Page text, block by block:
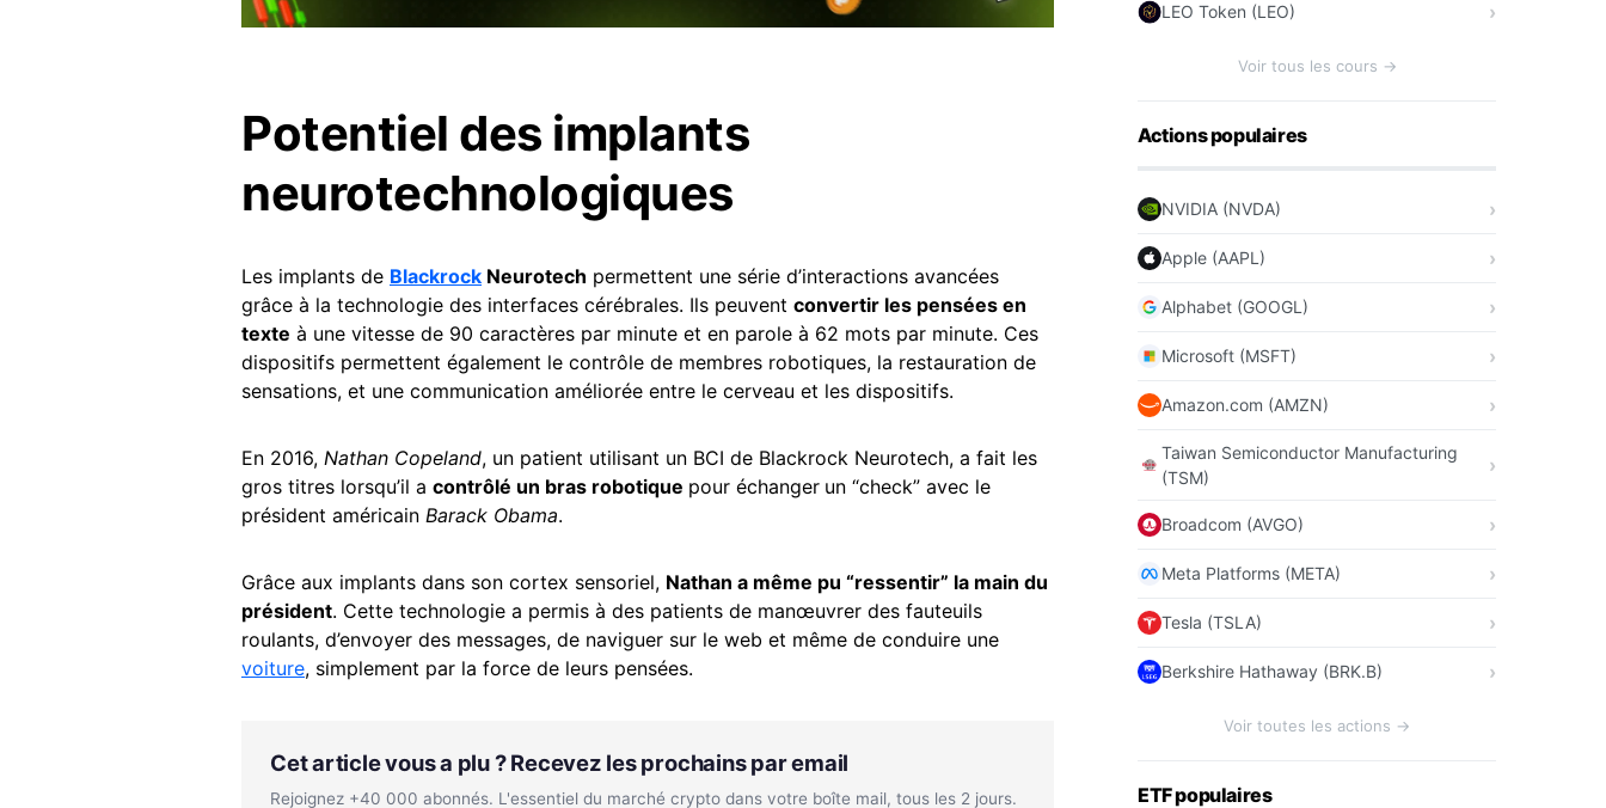
Potentiel des implants
neurotechnologiques
Les implants de Blackrock Neurotech permettent une série d’interactions avancées
grâce à la technologie des interfaces cérébrales. Ils peuvent convertir les pensées en
texte à une vitesse de 90 caractères par minute et en parole à 62 mots par minute. Ces
dispositifs permettent également le contrôle de membres robotiques, la restauration de
sensations, et une communication améliorée entre le cerveau et les dispositifs.
En 2016, Nathan Copeland, un patient utilisant un BCI de Blackrock Neurotech, a fait les
gros titres lorsqu’il a contrôlé un bras robotique pour échanger un “check” avec le
président américain Barack Obama.
Grâce aux implants dans son cortex sensoriel, Nathan a même pu “ressentir” la main du
président. Cette technologie a permis à des patients de manœuvrer des fauteuils
roulants, d’envoyer des messages, de naviguer sur le web et même de conduire une
voiture, simplement par la force de leurs pensées.
Cet article vous a plu ? Recevez les prochains par email
Rejoignez +40 000 abonnés. L'essentiel du marché crypto dans votre boîte mail, tous les 2 jours.
LEO Token (LEO)
Voir tous les cours →
Actions populaires
NVIDIA (NVDA)
Apple (AAPL)
Alphabet (GOOGL)
Microsoft (MSFT)
Amazon.com (AMZN)
Taiwan Semiconductor Manufacturing
(TSM)
Broadcom (AVGO)
Meta Platforms (META)
Tesla (TSLA)
Berkshire Hathaway (BRK.B)
Voir toutes les actions →
ETF populaires